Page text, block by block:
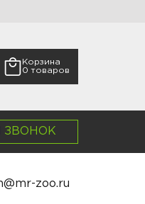
Корзина
0 товаров
ЗВОНОК
zoo.ru